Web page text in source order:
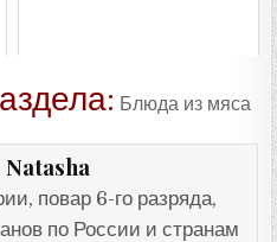
Блюда из мяса
Natasha
повар 6-го разряда,
по России и странам